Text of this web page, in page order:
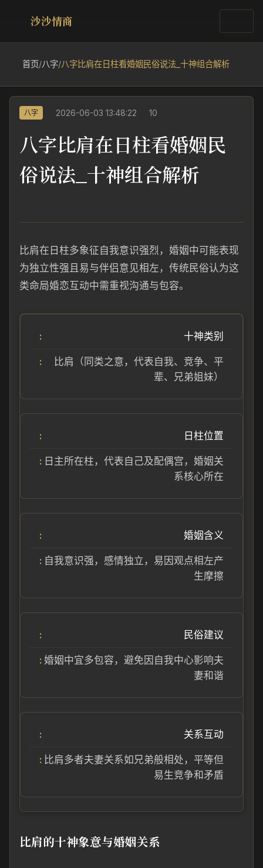
沙沙情商
首页/八字/八字比肩在日柱看婚姻民俗说法_十神组合解析
八字 2026-06-03 13:48:22 10
八字比肩在日柱看婚姻民
俗说法_十神组合解析
比肩在日柱多象征自我意识强烈，婚姻中可能表现
为独立性强且易与伴侣意见相左，传统民俗认为这
类命局婚恋互动中需重视沟通与包容。
十神类别
比肩（同类之意，代表自我、竞争、平
辈、兄弟姐妹）
日柱位置
日主所在柱，代表自己及配偶宫，婚姻关
系核心所在
婚姻含义
自我意识强，感情独立，易因观点相左产
生摩擦
民俗建议
婚姻中宜多包容，避免因自我中心影响夫
妻和谐
关系互动
比肩多者夫妻关系如兄弟般相处，平等但
易生竞争和矛盾
比肩的十神象意与婚姻关系